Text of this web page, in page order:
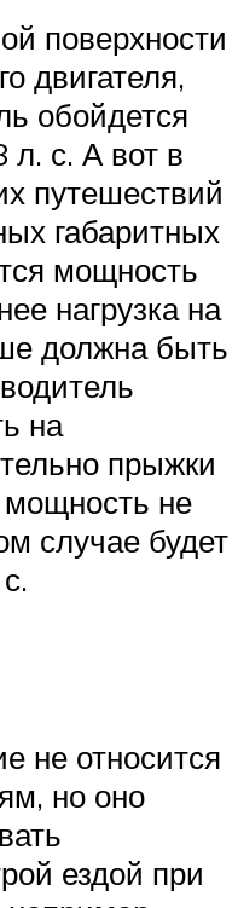
поверхности
двигателя,
обойдется
л. с. А вот в
путешествий
габаритных
мощность
нагрузка на
должна быть
на
прыжки
не
случае будет
не относится
но оно
ездой при